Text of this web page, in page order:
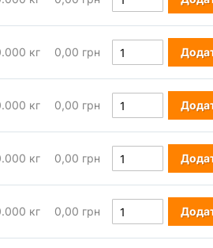
кг 0,00 грн
кг 0,00 грн
кг 0,00 грн
кг 0,00 грн